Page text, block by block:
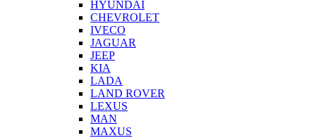
HYUNDAI
CHEVROLET
IVECO
JAGUAR
JEEP
KIA
LADA
LAND ROVER
LEXUS
MAN
MAXUS